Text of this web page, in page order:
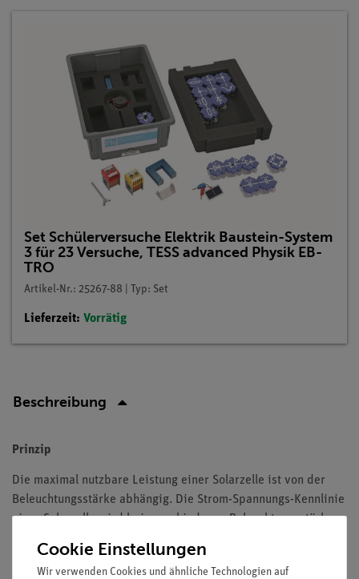
Set Schülerversuche Elektrik Baustein-System
3 für 23 Versuche, TESS advanced Physik EB-
TRO
Artikel-Nr.: 25267-88 | Typ: Set
Lieferzeit: Vorrätig
Beschreibung
Prinzip
Die maximal nutzbare Leistung einer Solarzelle ist von der
Beleuchtungsstärke abhängig. Die Strom-Spannungs-Kennlinie
einer Solarzelle wird bei verschiedenen Beleuchtungsstärken
Vorteile
Cookie Einstellungen
Wir verwenden Cookies und ähnliche Technologien auf